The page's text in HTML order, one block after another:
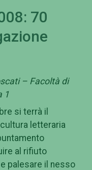
70
– Facoltà di
1
si terrà il
letteraria
al rifiuto
palesare il nesso